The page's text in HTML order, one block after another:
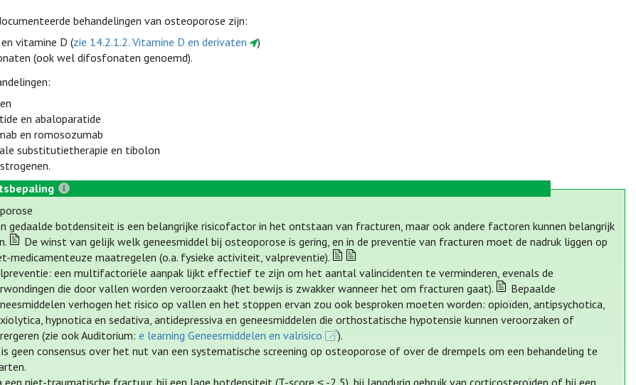
behandelingen van osteoporose zijn:
vitamine D (zie 14.2.1.2. Vitamine D en derivaten
)
(ook wel difosfonaten genoemd).
en abaloparatide
en romosozumab
substitutietherapie en tibolon
gedaalde botdensiteit is een belangrijke risicofactor in het ontstaan van fracturen, maar ook andere factoren kunnen belangrijk
De winst van gelijk welk geneesmiddel bij osteoporose is gering, en in de preventie van fracturen moet de nadruk liggen op
medicamenteuze maatregelen (o.a. fysieke activiteit, valpreventie).
een multifactoriële aanpak lijkt effectief te zijn om het aantal valincidenten te verminderen, evenals de
die door vallen worden veroorzaakt (het bewijs is zwakker wanneer het om fracturen gaat).
Bepaalde
verhogen het risico op vallen en het stoppen ervan zou ook besproken moeten worden: opioïden, antipsychotica,
hypnotica en sedativa, antidepressiva en geneesmiddelen die orthostatische hypotensie kunnen veroorzaken of
(zie ook Auditorium:e learning Geneesmiddelen en valrisico
).
is geen consensus over het nut van een systematische screening op osteoporose of over de drempels om een behandeling te